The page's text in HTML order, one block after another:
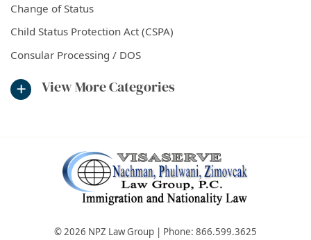
Change of Status
Child Status Protection Act (CSPA)
Consular Processing / DOS
View More Categories
© 2026 NPZ Law Group | Phone: 866.599.3625